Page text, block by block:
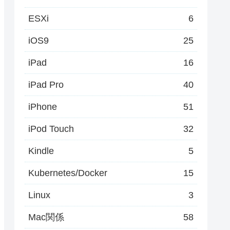
ESXi 6
iOS9 25
iPad 16
iPad Pro 40
iPhone 51
iPod Touch 32
Kindle 5
Kubernetes/Docker 15
Linux 3
Mac関係 58